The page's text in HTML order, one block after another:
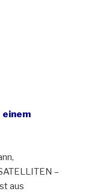
–
aus